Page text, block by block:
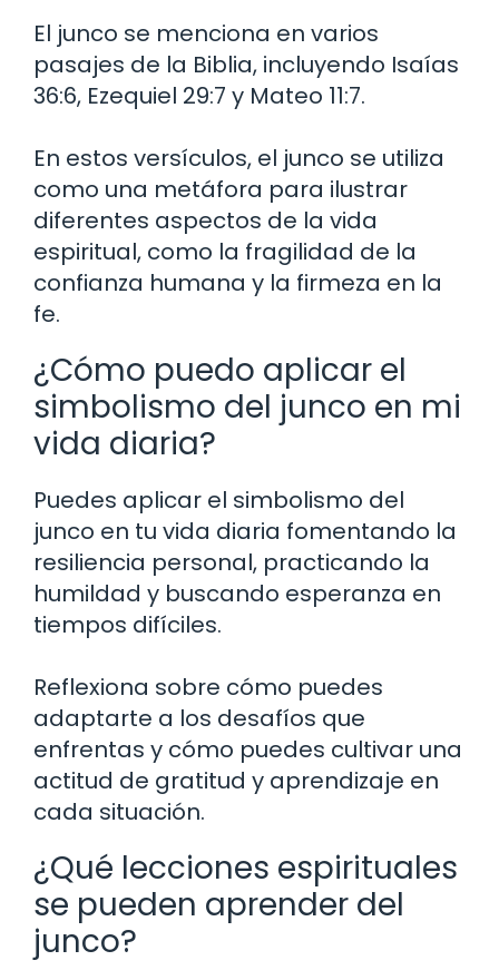
El junco se menciona en varios
pasajes de la Biblia, incluyendo Isaías
36:6, Ezequiel 29:7 y Mateo 11:7.
En estos versículos, el junco se utiliza
como una metáfora para ilustrar
diferentes aspectos de la vida
espiritual, como la fragilidad de la
confianza humana y la firmeza en la
fe.
¿Cómo puedo aplicar el
simbolismo del junco en mi
vida diaria?
Puedes aplicar el simbolismo del
junco en tu vida diaria fomentando la
resiliencia personal, practicando la
humildad y buscando esperanza en
tiempos difíciles.
Reflexiona sobre cómo puedes
adaptarte a los desafíos que
enfrentas y cómo puedes cultivar una
actitud de gratitud y aprendizaje en
cada situación.
¿Qué lecciones espirituales
se pueden aprender del
junco?